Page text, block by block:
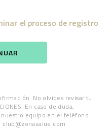
el proceso de registro
No olvides revisar tu
En caso de duda,
equipo en el teléfono